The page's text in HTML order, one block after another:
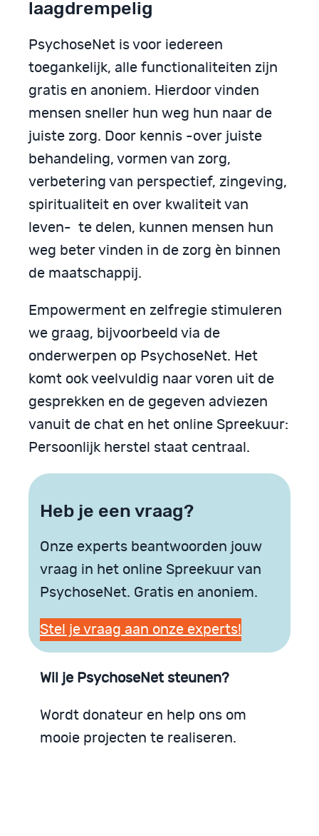
laagdrempelig
PsychoseNet is voor iedereen
toegankelijk, alle functionaliteiten zijn
gratis en anoniem. Hierdoor vinden
mensen sneller hun weg hun naar de
juiste zorg. Door kennis -over juiste
behandeling, vormen van zorg,
verbetering van perspectief, zingeving,
spiritualiteit en over kwaliteit van
leven- te delen, kunnen mensen hun
weg beter vinden in de zorg èn binnen
de maatschappij.
Empowerment en zelfregie stimuleren
we graag, bijvoorbeeld via de
onderwerpen op PsychoseNet. Het
komt ook veelvuldig naar voren uit de
gesprekken en de gegeven adviezen
vanuit de chat en het online Spreekuur:
Persoonlijk herstel staat centraal.
Heb je een vraag?
Onze experts beantwoorden jouw
vraag in het online Spreekuur van
PsychoseNet. Gratis en anoniem.
Stel je vraag aan onze experts!
Wil je PsychoseNet steunen?
Wordt donateur en help ons om
mooie projecten te realiseren.